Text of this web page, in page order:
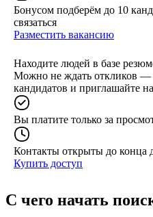
Бонусом подберём до 10
связаться
Разместить вакансию
Находите людей в базе
Можно не ждать откликов —
кандидатов и приглашайте
Вы платите только за
Контакты открыты до конца
Купить доступ
С чего начать